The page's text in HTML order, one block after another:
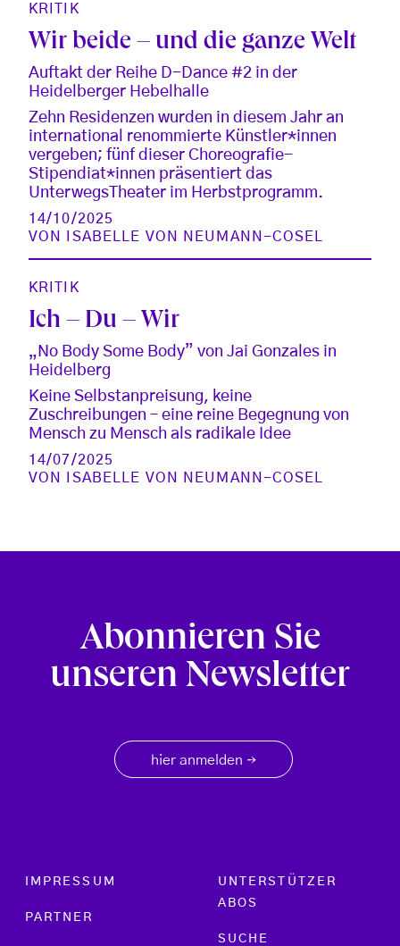
KRITIK
Wir beide – und die ganze Welt
Auftakt der Reihe D-Dance #2 in der
Heidelberger Hebelhalle
Zehn Residenzen wurden in diesem Jahr an
international renommierte Künstler*innen
vergeben; fünf dieser Choreografie-
Stipendiat*innen präsentiert das
UnterwegsTheater im Herbstprogramm.
14/10/2025
VON
ISABELLE VON NEUMANN-COSEL
KRITIK
Ich – Du – Wir
„No Body Some Body” von Jai Gonzales in
Heidelberg
Keine Selbstanpreisung, keine
Zuschreibungen – eine reine Begegnung von
Mensch zu Mensch als radikale Idee
14/07/2025
VON
ISABELLE VON NEUMANN-COSEL
Abonnieren Sie
unseren Newsletter
hier anmelden →
Footer menu
IMPRESSUM
PARTNER
UNTERSTÜTZER
ABOS
SUCHE